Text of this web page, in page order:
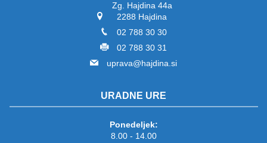
Zg. Hajdina 44a
2288 Hajdina
02 788 30 30
02 788 30 31
uprava@hajdina.si
URADNE URE
Ponedeljek:
8.00 - 14.00